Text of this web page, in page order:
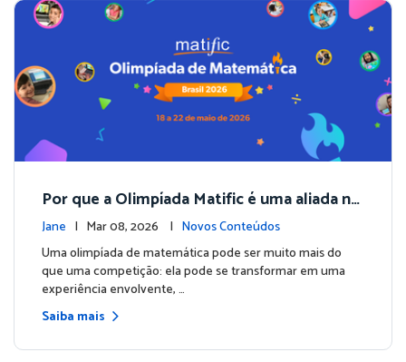
Por que a Olimpíada Matific é uma aliada no
ensino da matemática?
Jane | Mar 08, 2026 | Novos Conteúdos
Uma olimpíada de matemática pode ser muito mais do
que uma competição: ela pode se transformar em uma
experiência envolvente, …
Saiba mais